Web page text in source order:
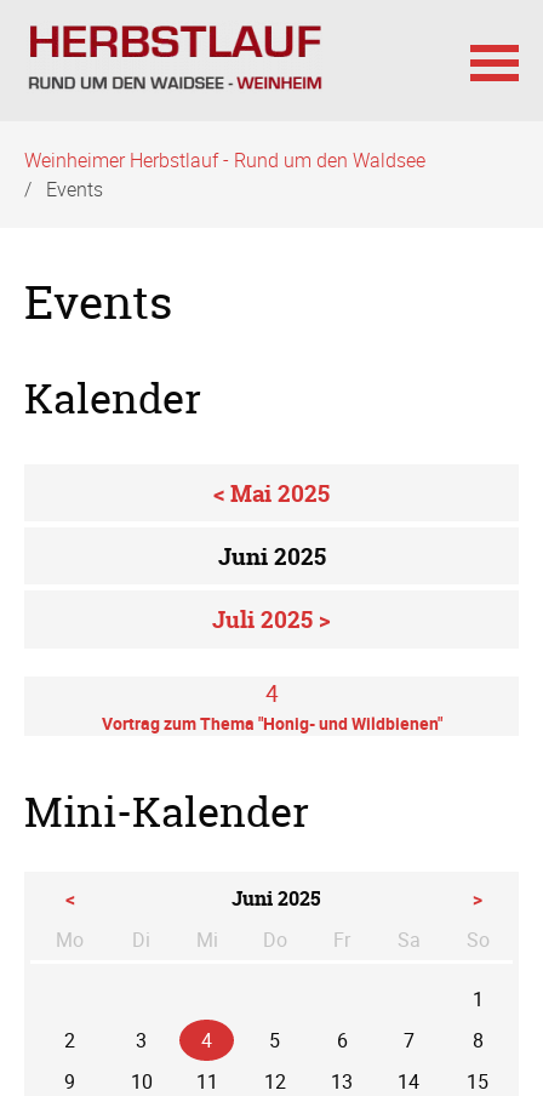
überspringen
Weinheimer Herbstlauf - Rund um den Waldsee
Events
Events
Kalender
< Mai 2025
Juni 2025
Juli 2025 >
4
Vortrag zum Thema "Honig- und Wildbienen"
Mini-Kalender
< Juni 2025
>
Mo
Di enstag
Mi ttwoch
Do nnerstag
Fr Sa mstagSo
1
2
3 4 5 6 7
8
9
10 11 12 13 14
15